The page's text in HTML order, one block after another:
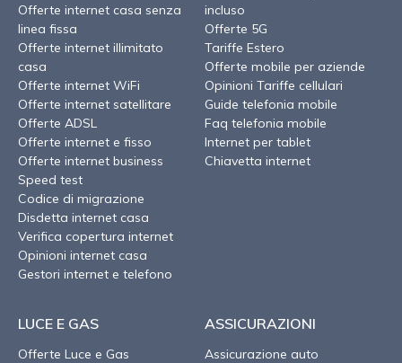
Offerte internet casa senza
linea fissa
Offerte internet illimitato
casa
Offerte internet WiFi
Offerte internet satellitare
Offerte ADSL
Offerte internet e fisso
Offerte internet business
Speed test
Codice di migrazione
Disdetta internet casa
Verifica copertura internet
Opinioni internet casa
Gestori internet e telefono
incluso
Offerte 5G
Tariffe Estero
Offerte mobile per aziende
Opinioni Tariffe cellulari
Guide telefonia mobile
Faq telefonia mobile
Internet per tablet
Chiavetta internet
LUCE E GAS
Offerte Luce e Gas
ASSICURAZIONI
Assicurazione auto